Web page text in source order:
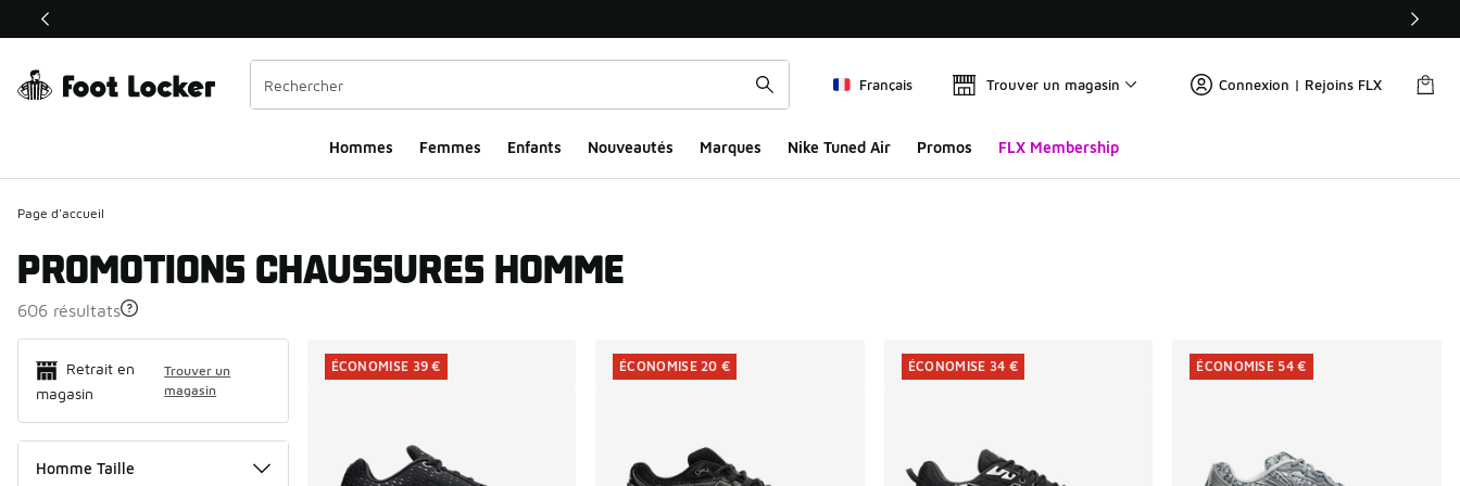
Ce lien ouvrira une nouvelle fenêtre
Français Trouver un magasin Connexion | Rejoins FLX
Hommes​ Femmes Enfants Nouveautés Marques Nike Tuned Air Promos FLX Membership
Page d'accueil
PROMOTIONS CHAUSSURES HOMME
606 résultats
Retrait en
magasin
Trouver un
magasin
Homme Taille
Search Results
ÉCONOMISE 39 € ÉCONOMISE 20 € ÉCONOMISE 34 € ÉCONOMISE 54 €